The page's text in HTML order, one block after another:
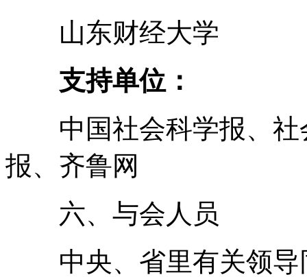
山东财经大学
支持单位：
中国社会科学报、社
报、齐鲁网
六、与会人员
中央、省里有关领导